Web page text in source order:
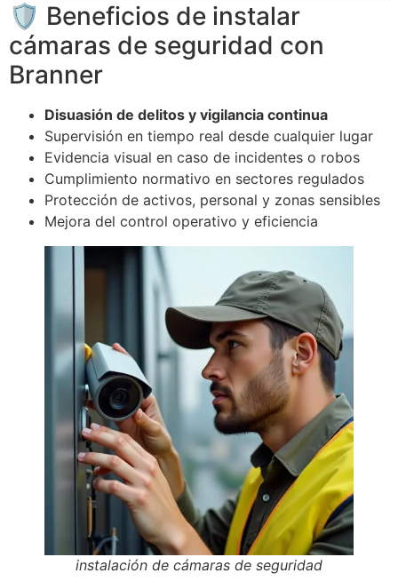
🛡 Beneficios de instalar
cámaras de seguridad con
Branner
Disuasión de delitos y vigilancia continua
Supervisión en tiempo real desde cualquier lugar
Evidencia visual en caso de incidentes o robos
Cumplimiento normativo en sectores regulados
Protección de activos, personal y zonas sensibles
Mejora del control operativo y eficiencia
instalación de cámaras de seguridad